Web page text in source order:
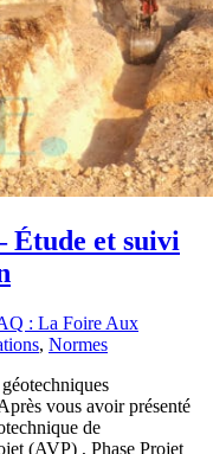
Étude et suivi
: La Foire Aux
, Normes
vous avoir présenté
de
(AVP) , Phase Projet